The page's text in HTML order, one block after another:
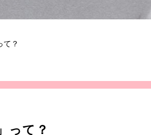
？
って？